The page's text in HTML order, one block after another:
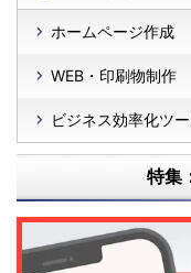
ホームページ作成
WEB・印刷物制作
ビジネス効率化ツ
特集